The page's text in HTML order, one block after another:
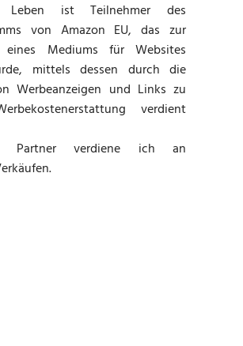
Leben ist Teilnehmer des
von Amazon EU, das zur
eines Mediums für Websites
mittels dessen durch die
Werbeanzeigen und Links zu
verdient
Partner verdiene ich an